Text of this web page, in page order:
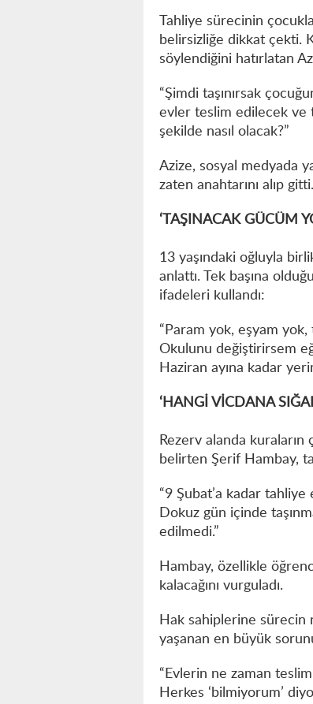
Tahliye sürecinin
belirsizliğe dikkat çekti.
söylendiğini hatırlatan
“Şimdi taşınırsak
evler teslim edilecek ve
şekilde nasıl olacak?”
Azize, sosyal medyada
zaten anahtarını alıp
‘TAŞINACAK GÜCÜM
13 yaşındaki oğluyla
anlattı. Tek başına
ifadeleri kullandı:
“Param yok, eşyam
Okulunu değiştirirsem
Haziran ayına kadar
‘HANGİ VİCDANA
Rezerv alanda
belirten Şerif Hambay,
“9 Şubat’a kadar
Dokuz gün içinde
edilmedi.”
Hambay, özellikle
kalacağını vurguladı.
Hak sahiplerine sürecin
yaşanan en büyük
“Evlerin ne zaman
Herkes ‘bilmiyorum’